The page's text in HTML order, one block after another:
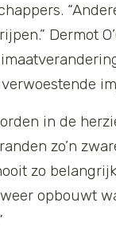
Dermot
in de
zo’n
zo
opbouwt